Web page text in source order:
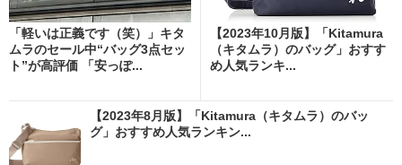
「軽いは正義です（笑）」キタ
ムラのセール中“バッグ3点セッ
ト”が高評価 「安っぽ...
【2023年10月版】「Kitamura
（キタムラ）のバッグ」おすす
め人気ランキ...
【2023年8月版】「Kitamura（キタムラ）のバッ
グ」おすすめ人気ランキン...